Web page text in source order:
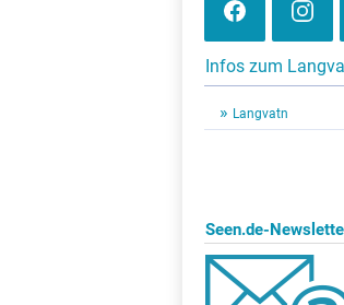
Infos zum
Langvatn
Seen.de-